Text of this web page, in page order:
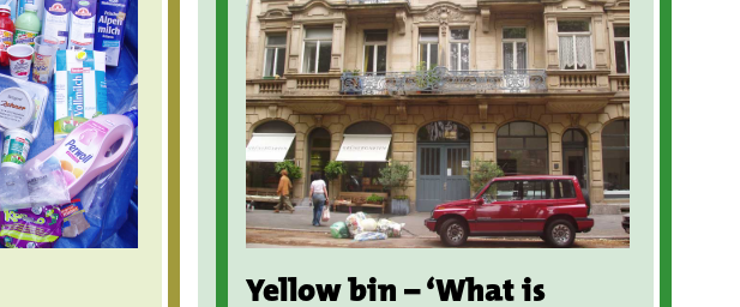
Yellow bin – ‘What is